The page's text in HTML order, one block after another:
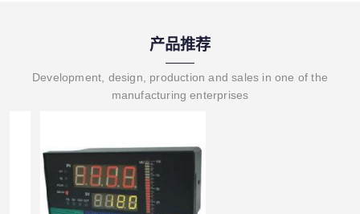
产品推荐
Development, design, production and sales in one of the
manufacturing enterprises